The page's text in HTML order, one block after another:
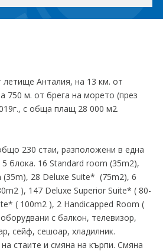
Анталия, на 13 км. от
750 м. от брега на морето (през
с обща плащ 28 000 м2.
230 стаи, разположени в една
блока. 16 Standard room (35m2),
(35m), 28 Deluxe Suite* (75m2), 6
), 147 Deluxe Superior Suite* ( 80-
( 100m2 ), 2 Handicapped Room (
с балкон, телевизор,
сейф, сешоар, хладилник.
стаите и смяна на кърпи. Смяна